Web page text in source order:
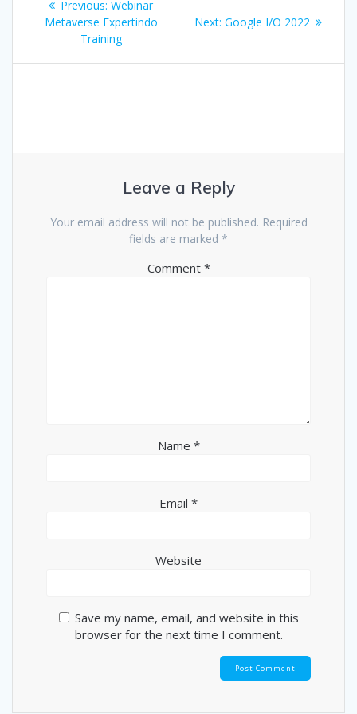
navigation
Previous: Previous
post:
Webinar
Metaverse Expertindo
Training
Next: Next
Google I/O 2022
Leave a Reply
Your email address will not be published. Required
fields are marked *
Comment *
Name *
Email *
Website
Save my name, email, and website in this
browser for the next time I comment.